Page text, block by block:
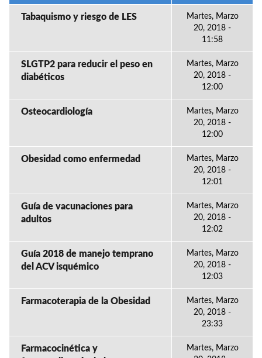
Tabaquismo y riesgo de LES
Martes, Marzo
20, 2018 -
11:58
SLGTP2 para reducir el peso en
diabéticos
Martes, Marzo
20, 2018 -
12:00
Osteocardiología
Martes, Marzo
20, 2018 -
12:00
Obesidad como enfermedad
Martes, Marzo
20, 2018 -
12:01
Guía de vacunaciones para
adultos
Martes, Marzo
20, 2018 -
12:02
Guía 2018 de manejo temprano
del ACV isquémico
Martes, Marzo
20, 2018 -
12:03
Farmacoterapia de la Obesidad
Martes, Marzo
20, 2018 -
23:33
Farmacocinética y
Martes, Marzo